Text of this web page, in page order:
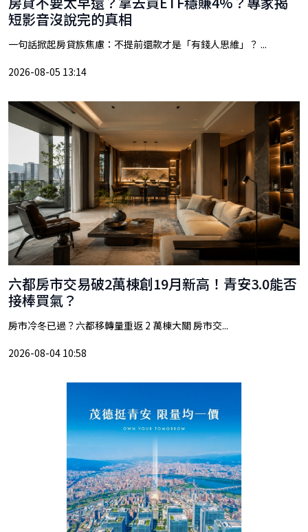
短影音沒說完的真相
一句話掀起房貸族焦慮：不提前還款才是「有錢人思維」？ ...
2026-08-05 13:14
六都房市交易破2萬棟創19月新高！青安3.0能否
接棒買氣？
房市冷冬已過？六都移轉量重返 2 萬棟大關 房市交...
2026-08-04 10:58